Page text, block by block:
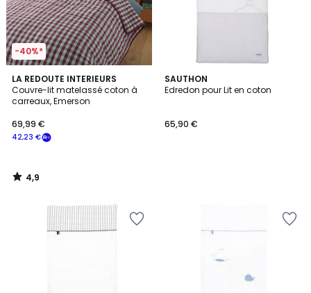
-40%*
LA REDOUTE INTERIEURS
Couvre-lit matelassé coton à
carreaux, Emerson
42,23 €
69,99 €
4,9
/ 5
4,9
/
SAUTHON
Edredon pour Lit en coton
65,90 €